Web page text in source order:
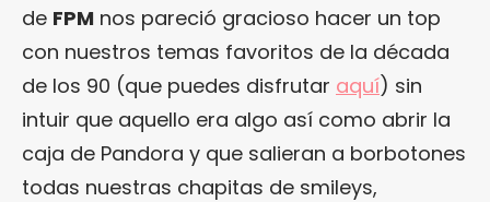
de FPM nos pareció gracioso hacer un top
con nuestros temas favoritos de la década
de los 90 (que puedes disfrutar aquí) sin
intuir que aquello era algo así como abrir la
caja de Pandora y que salieran a borbotones
todas nuestras chapitas de smileys,